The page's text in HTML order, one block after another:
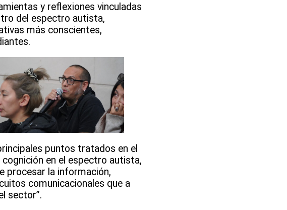
y reflexiones vinculadas
del espectro autista,
más conscientes,
puntos tratados en el
en el espectro autista,
procesar la información,
comunicacionales que a
sector”.